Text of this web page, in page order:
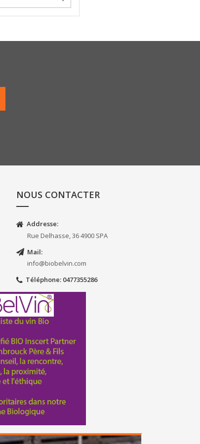
NOUS CONTACTER
Addresse:
Rue Delhasse, 36 4900 SPA
Mail:
info@biobelvin.com
Téléphone: 0477355286